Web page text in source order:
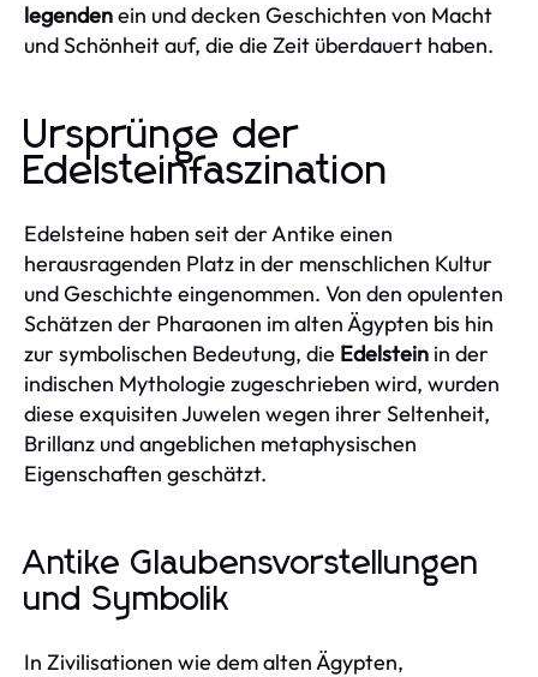
legendenein und decken Geschichten von Macht
und Schönheit auf, die die Zeit überdauert haben.
Ursprünge der
Edelsteinfaszination
Edelsteine haben seit der Antike einen
herausragenden Platz in der menschlichen Kultur
und Geschichte eingenommen. Von den opulenten
Schätzen der Pharaonen im alten Ägypten bis hin
zur symbolischen Bedeutung, die Edelstein in der
indischen Mythologie zugeschrieben wird, wurden
diese exquisiten Juwelen wegen ihrer Seltenheit,
Brillanz und angeblichen metaphysischen
Eigenschaften geschätzt.
Antike Glaubensvorstellungen
und Symbolik
In Zivilisationen wie dem alten Ägypten,